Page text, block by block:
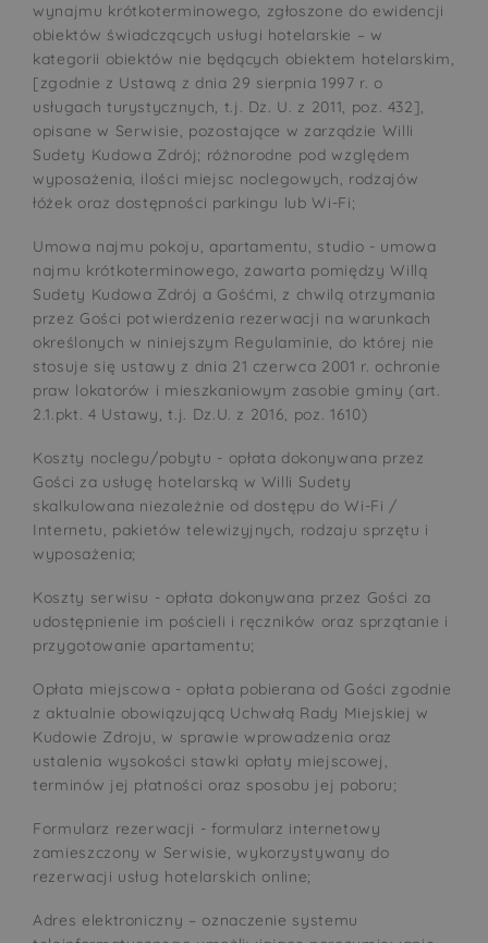
wynajmu krótkoterminowego, zgłoszone do ewidencji
obiektów świadczących usługi hotelarskie – w
kategorii obiektów nie będących obiektem hotelarskim,
[zgodnie z Ustawą z dnia 29 sierpnia 1997 r. o
usługach turystycznych, t.j. Dz. U. z 2011, poz. 432],
opisane w Serwisie, pozostające w zarządzie Willi
Sudety Kudowa Zdrój; różnorodne pod względem
wyposażenia, ilości miejsc noclegowych, rodzajów
łóżek oraz dostępności parkingu lub Wi-Fi;
Umowa najmu pokoju, apartamentu, studio - umowa
najmu krótkoterminowego, zawarta pomiędzy Willą
Sudety Kudowa Zdrój a Gośćmi, z chwilą otrzymania
przez Gości potwierdzenia rezerwacji na warunkach
określonych w niniejszym Regulaminie, do której nie
stosuje się ustawy z dnia 21 czerwca 2001 r. ochronie
praw lokatorów i mieszkaniowym zasobie gminy (art.
2.1.pkt. 4 Ustawy, t.j. Dz.U. z 2016, poz. 1610)
Koszty noclegu/pobytu - opłata dokonywana przez
Gości za usługę hotelarską w Willi Sudety
skalkulowana niezależnie od dostępu do Wi-Fi /
Internetu, pakietów telewizyjnych, rodzaju sprzętu i
wyposażenia;
Koszty serwisu - opłata dokonywana przez Gości za
udostępnienie im pościeli i ręczników oraz sprzątanie i
przygotowanie apartamentu;
Opłata miejscowa - opłata pobierana od Gości zgodnie
z aktualnie obowiązującą Uchwałą Rady Miejskiej w
Kudowie Zdroju, w sprawie wprowadzenia oraz
ustalenia wysokości stawki opłaty miejscowej,
terminów jej płatności oraz sposobu jej poboru;
Formularz rezerwacji - formularz internetowy
zamieszczony w Serwisie, wykorzystywany do
rezerwacji usług hotelarskich online;
Adres elektroniczny – oznaczenie systemu